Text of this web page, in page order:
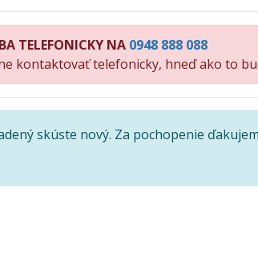
TELEFONICKY NA 0948 888 088
kontaktovať telefonicky, hneď ako to
skúste nový. Za pochopenie